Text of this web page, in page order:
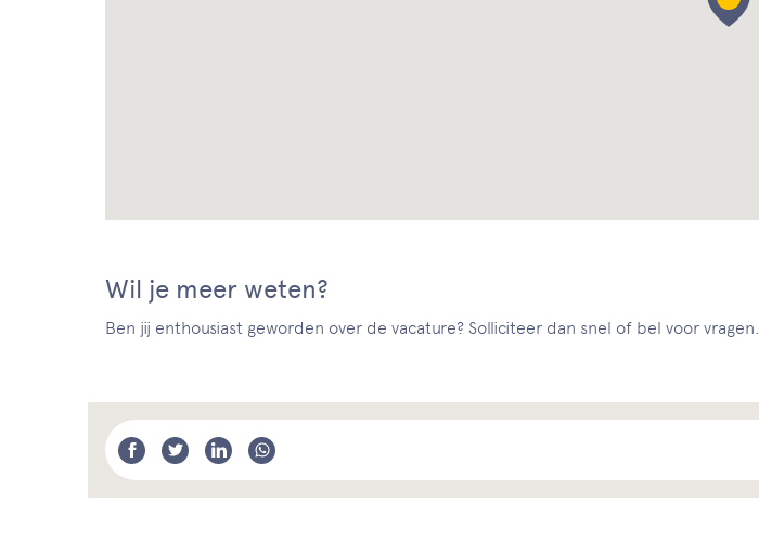
Wil je meer weten?
Ben jij enthousiast geworden over de vacature? Solliciteer dan snel of bel voor vragen.